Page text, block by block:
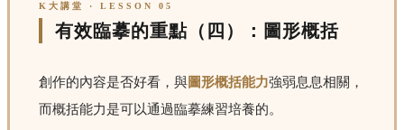
K大講堂 · LESSON 05
有效臨摹的重點（四）：圖形概括
創作的內容是否好看，與圖形概括能力強弱息息相關，
而概括能力是可以通過臨摹練習培養的。